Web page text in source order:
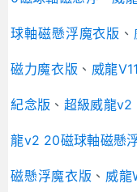
球軸磁懸浮魔衣版 、
磁力魔衣版 、 威龍
紀念版 、 超級威龍v2
龍v2 20磁球軸磁懸
磁懸浮魔衣版 、 威龍